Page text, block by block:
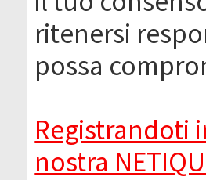
ritenersi
possa
Registrandoti
nostra